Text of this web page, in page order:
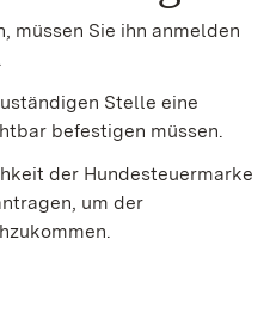
müssen Sie ihn anmelden
Stelle eine
befestigen müssen.
der Hundesteuermarke
um der